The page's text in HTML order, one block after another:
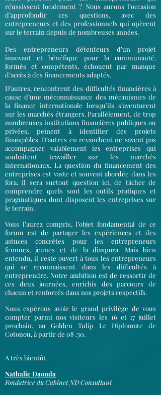
réussissent localement ? Nous aurons l’occasion
d’approfondir ces questions, avec des
entrepreneurs et des professionnels qui opèrent
sur le terrain depuis de nombreuses années.
Des entrepreneurs détenteurs d’un projet
innovant et bénéfique pour la communauté,
formés et compétents, échouent par manque
d’accès à des financements adaptés.
D’autres, rencontrent des difficultés financières à
cause d’une méconnaissance des mécanismes de
la finance internationale lorsqu’ils s’aventurent
sur les marchés étrangers. Parallèlement, de trop
nombreuses institutions financières publiques ou
privées, peinent à identifier des projets
finançables. D’autres en revanchent ne savent pas
accompagner valablement les entreprises qui
souhaitent travailler sur les marchés
internationaux. La question du financement des
entreprises est vaste et souvent abordée dans les
fora. Il sera surtout question ici, de tâcher de
comprendre quels sont les outils pratiques et
pragmatiques dont disposent les entreprises sur
le terrain.
Vous l’aurez compris, l’objet fondamental de ce
forum est de partager les expériences et des
astuces concrètes pour les entrepreneurs
femmes, jeunes et de la diaspora. Mais bien
entendu, il reste ouvert à tous les entrepreneurs
qui se reconnaissent dans les difficultés à
entreprendre. Notre ambition est de ressortir de
ces deux journées, enrichis des parcours de
chacun et renforcés dans nos projets respectifs.
Nous espérons avoir le grand privilège de vous
compter parmi nos visiteurs les 16 et 17 juillet
prochain, au Golden Tulip Le Diplomate de
Cotonou, à partir de 08 :30.
A très bientôt
Nathalie Daouda
Fondatrice du Cabinet ND Consultant